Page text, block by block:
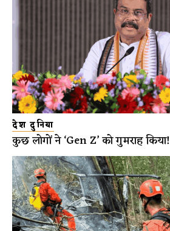
देश दुनिया
कुछ लोगों ने ‘Gen Z’ को गुमराह किया!